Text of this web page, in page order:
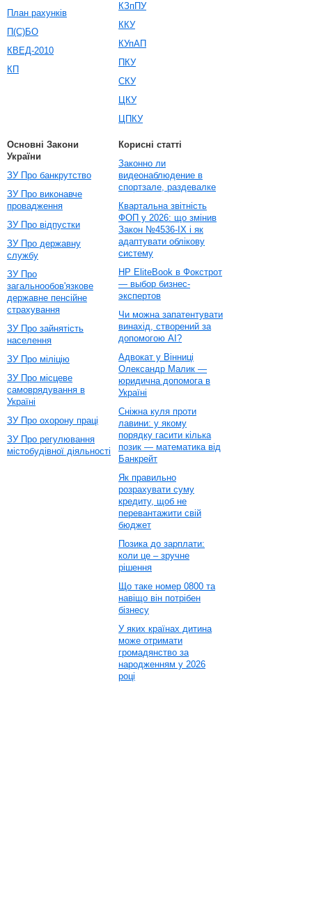
План рахунків
П(С)БО
КВЕД-2010
КП
КЗпПУ
ККУ
КУпАП
ПКУ
СКУ
ЦКУ
ЦПКУ
Основні Закони
України
ЗУ Про банкрутство
ЗУ Про виконавче
провадження
ЗУ Про відпустки
ЗУ Про державну
службу
ЗУ Про
загальнообов'язкове
державне пенсійне
страхування
ЗУ Про зайнятість
населення
ЗУ Про міліцію
ЗУ Про місцеве
самоврядування в
Україні
ЗУ Про охорону праці
ЗУ Про регулювання
містобудівної діяльності
Корисні статті
Законно ли
видеонаблюдение в
спортзале, раздевалке
Квартальна звітність
ФОП у 2026: що змінив
Закон №4536-IX і як
адаптувати облікову
систему
HP EliteBook в Фокстрот
— выбор бизнес-
экспертов
Чи можна запатентувати
винахід, створений за
допомогою AI?
Адвокат у Вінниці
Олександр Малик —
юридична допомога в
Україні
Сніжна куля проти
лавини: у якому
порядку гасити кілька
позик — математика від
Банкрейт
Як правильно
розрахувати суму
кредиту, щоб не
перевантажити свій
бюджет
Позика до зарплати:
коли це – зручне
рішення
Що таке номер 0800 та
навіщо він потрібен
бізнесу
У яких країнах дитина
може отримати
громадянство за
народженням у 2026
році